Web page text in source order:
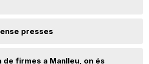
presses
de firmes a Manlleu, on és